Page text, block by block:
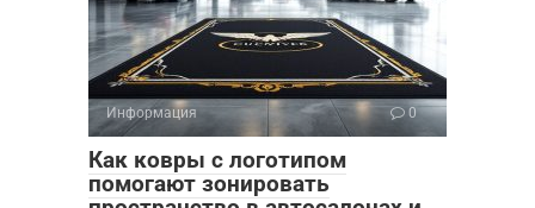
Информация 0
Как ковры с логотипом
помогают зонировать